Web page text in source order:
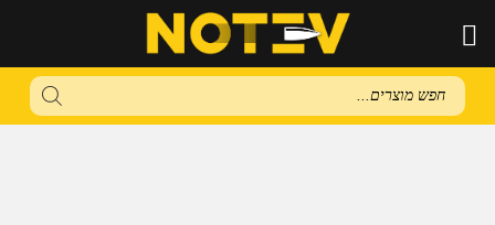
Products
search